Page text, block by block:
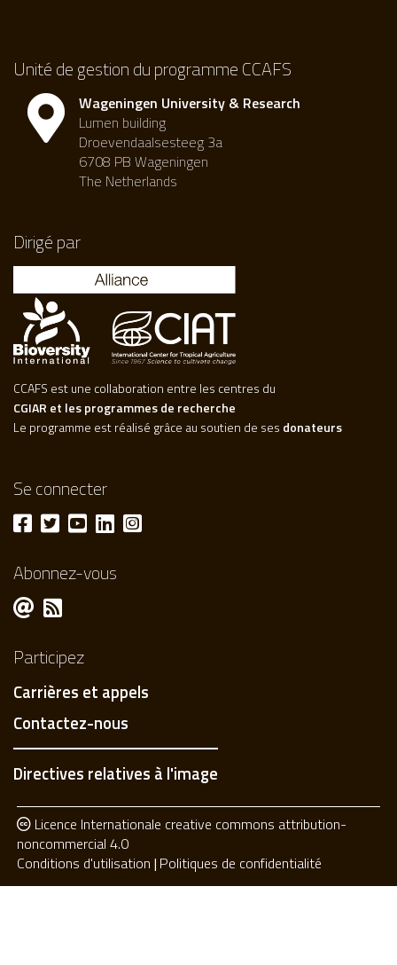
Unité de gestion du programme CCAFS
Wageningen University & Research
Lumen building
Droevendaalsesteeg 3a
6708 PB Wageningen
The Netherlands
Dirigé par
CCAFS est une collaboration entre les centres du
CGIAR et les programmes de recherche
Le programme est réalisé grâce au soutien de ses donateurs
Se connecter
Abonnez-vous
Participez
Carrières et appels
Contactez-nous
Directives relatives à l'image
Licence Internationale creative commons attribution-
noncommercial 4.0
Privacy
Conditions d'utilisation Politiques de confidentialité